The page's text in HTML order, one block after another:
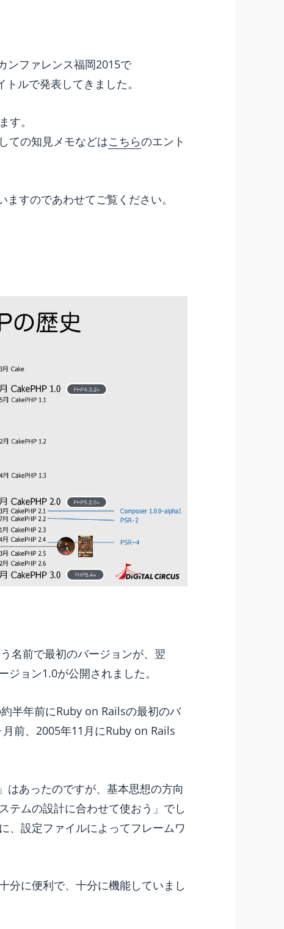
ンファレンス福岡2015で
トルで発表してきました。
す。
ての知見メモなどはこちらのエント
ますのであわせてご覧ください。
名前で最初のバージョンが、翌
ジョン1.0が公開されました。
半年前にRuby on Railsの最初のバ
前、2005年11月にRuby on Rails
はあったのですが、基本思想の方向
テムの設計に合わせて使おう」でし
、設定ファイルによってフレームワ
分に便利で、十分に機能していまし